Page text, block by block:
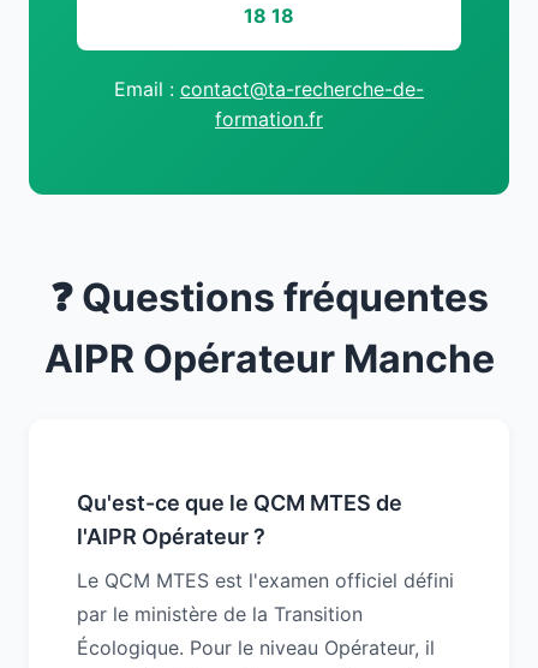
18 18
Email : contact@ta-recherche-de-
formation.fr
❓ Questions fréquentes
AIPR Opérateur Manche
Qu'est-ce que le QCM MTES de
l'AIPR Opérateur ?
Le QCM MTES est l'examen officiel défini
par le ministère de la Transition
Écologique. Pour le niveau Opérateur, il